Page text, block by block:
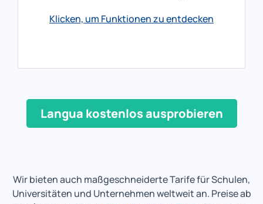
Klicken, um Funktionen zu entdecken
Langua kostenlos ausprobieren
Wir bieten auch maßgeschneiderte Tarife für Schulen,
Universitäten und Unternehmen weltweit an. Preise ab